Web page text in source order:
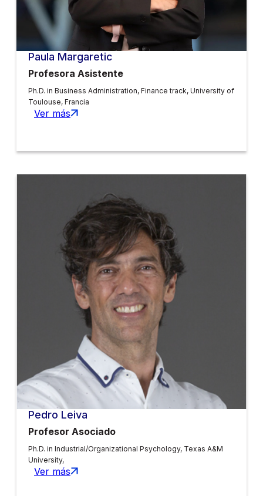
Paula Margaretic
Profesora Asistente
Ph.D. in Business Administration, Finance track, University of
Toulouse, Francia
Ver más
Pedro Leiva
Profesor Asociado
Ph.D. in Industrial/Organizational Psychology, Texas A&M
University,
Ver más